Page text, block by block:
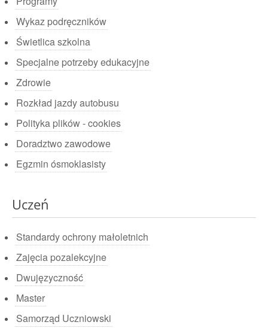
Wykaz podręczników
Świetlica szkolna
Specjalne potrzeby edukacyjne
Zdrowie
Rozkład jazdy autobusu
Polityka plików - cookies
Doradztwo zawodowe
Egzmin ósmoklasisty
Uczeń
Standardy ochrony małoletnich
Zajęcia pozalekcyjne
Dwujęzyczność
Master
Samorząd Uczniowski